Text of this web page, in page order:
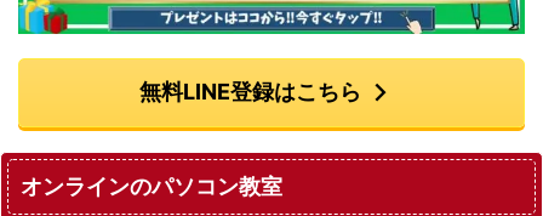
無料LINE登録はこちら
オンラインのパソコン教室